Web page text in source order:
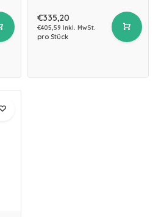
€335,20
€405,59 Inkl. MwSt.
pro Stück